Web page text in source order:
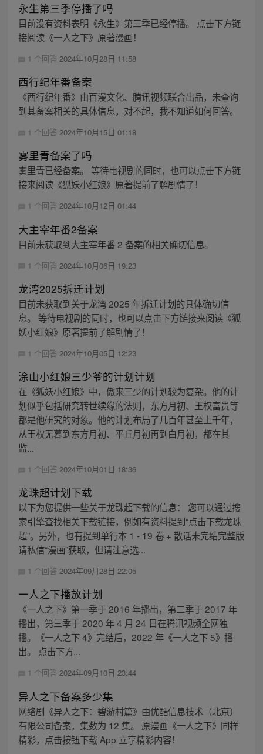
永生第三季停播了吗
目前没有资料表明《永生》第三季已经停播。 点击下方链
接阅读《一人之下》原著漫画！
1 个回答 2024年10月28日 11:58
西行纪年番备案
《西行纪年番》由百漫文化、腾讯视频联合出品，未查询
到其备案相关的具体信息，对不起，我不知道如何回答。
1 个回答 2024年10月15日 01:18
雾里青备案了吗
雾里青已经备案。 等待电视剧的同时，也可以点击下方链
接来阅读《狐妖小红娘》原著提前了解剧情了！
1 个回答 2024年10月12日 01:44
大主宰年番2备案
目前未获取到大主宰年番 2 备案的相关确切信息。
1 个回答 2024年10月06日 19:23
龙湾2025拆迁计划
目前未获取到关于龙湾 2025 年拆迁计划的具体确切信
息。 等待电视剧的同时，也可以点击下方链接来阅读《狐
妖小红娘》原著提前了解剧情了！
1 个回答 2024年10月05日 12:23
涂山小红娘三少爷的计划计划
在《狐妖小红娘》中，傲来三少的计划较为复杂。他的计
划似乎包括研究转世续缘的法则，东方月初、王权富贵等
都是他研究的对象。他的计划布局了几百年甚至上千年，
从王权无暮到东方月初、平丘月初再到白月初，都在其
监...
1 个回答 2024年10月01日 18:36
龙珠超计划下载
以下为您提供一些关于龙珠超下载的信息： 您可以通过搜
索引擎查找相关下载链接，例如有资料提到“点击下载龙珠
超”。另外，也有提到单行本 1 - 19 卷 + 散话未完结完整版
请私信“漫画”获取，但请注意选...
1 个回答 2024年09月28日 22:05
一人之下播放计划
《一人之下》第一季于 2016 年播出，第二季于 2017 年
播出，第三季于 2020 年 4 月 24 日在腾讯视频全网独
播。《一人之下 4》完结后，2022 年《一人之下 5》播
出。 点击下方...
1 个回答 2024年09月10日 23:44
异人之下备案多少集
网络剧《异人之下：碧游村篇》由优酷信息技术（北京）
有限公司备案，集数为 12 集。 原漫画《一人之下》同样
精彩，点击按钮下载 App 立享精彩内容！